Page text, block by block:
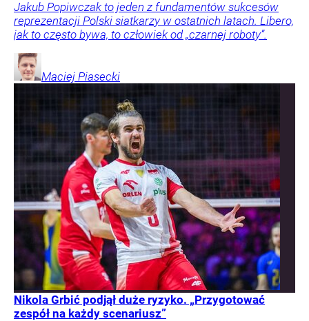
Jakub Popiwczak to jeden z fundamentów sukcesów
reprezentacji Polski siatkarzy w ostatnich latach. Libero,
jak to często bywa, to człowiek od „czarnej roboty”.
Maciej Piasecki
Nikola Grbić podjął duże ryzyko. „Przygotować
zespół na każdy scenariusz”